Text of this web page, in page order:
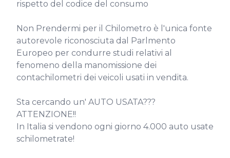
rispetto del codice del consumo
Non Prendermi per il Chilometro è l'unica fonte
autorevole riconosciuta dal Parlmento
Europeo per condurre studi relativi al
fenomeno della manomissione dei
contachilometri dei veicoli usati in vendita.
Sta cercando un' AUTO USATA???
ATTENZIONE!!
In Italia si vendono ogni giorno 4.000 auto usate
schilometrate!